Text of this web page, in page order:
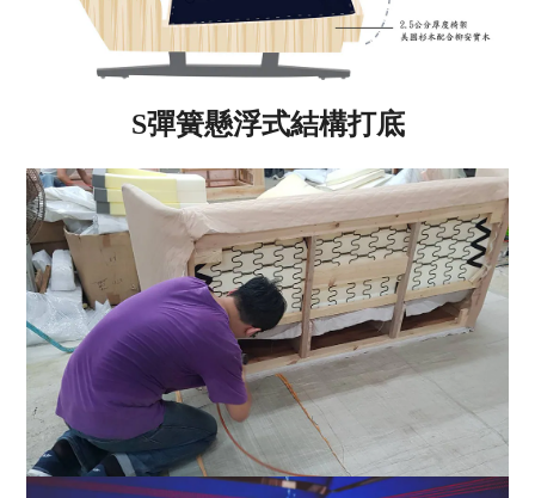
S彈簧懸浮式結構打底